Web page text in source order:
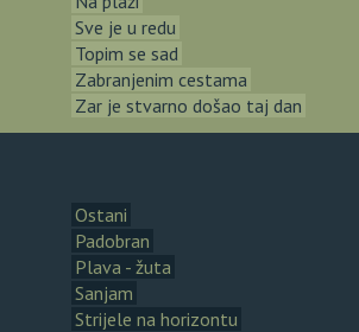
Sve je u redu
Topim se sad
Zabranjenim cestama
Zar je stvarno došao taj dan
Ostani
Padobran
Plava - žuta
Sanjam
Strijele na horizontu